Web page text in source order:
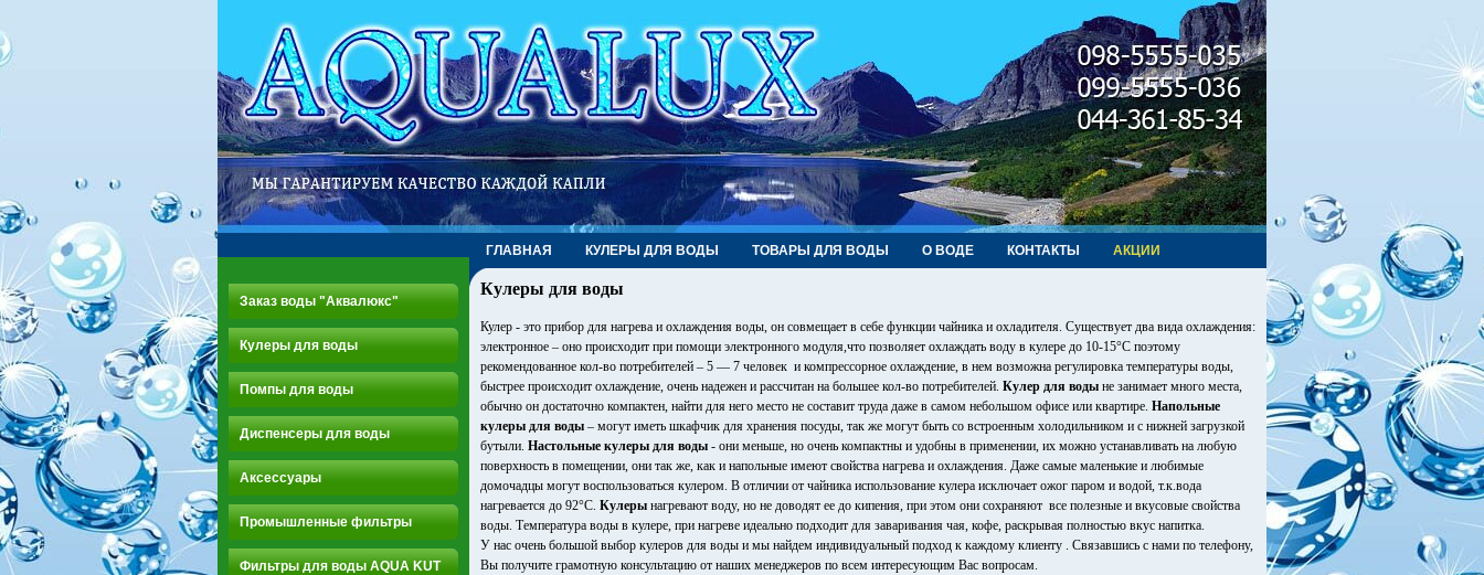
ГЛАВНАЯ КУЛЕРЫ ДЛЯ ВОДЫ ТОВАРЫ ДЛЯ ВОДЫ О ВОДЕ КОНТАКТЫ АКЦИИ
Заказ воды "Аквалюкс"
Кулеры для воды
Помпы для воды
Диспенсеры для воды
Аксессуары
Промышленные фильтры
Фильтры для воды AQUA KUT
Кулеры для воды
Кулер - это прибор для нагрева и охлаждения воды, он совмещает в себе функции чайника и охладителя. Существует два вида охлаждения:
электронное – оно происходит при помощи электронного модуля,что позволяет охлаждать воду в кулере до 10-15°С поэтому
рекомендованное кол-во потребителей – 5 — 7 человек и компрессорное охлаждение, в нем возможна регулировка температуры воды,
быстрее происходит охлаждение, очень надежен и рассчитан на большее кол-во потребителей. Кулер для воды не занимает много места,
обычно он достаточно компактен, найти для него место не составит труда даже в самом небольшом офисе или квартире. Напольные
кулеры для воды – могут иметь шкафчик для хранения посуды, так же могут быть со встроенным холодильником и с нижней загрузкой
бутыли. Настольные кулеры для воды - они меньше, но очень компактны и удобны в применении, их можно устанавливать на любую
поверхность в помещении, они так же, как и напольные имеют свойства нагрева и охлаждения. Даже самые маленькие и любимые
домочадцы могут воспользоваться кулером. В отличии от чайника использование кулера исключает ожог паром и водой, т.к.вода
нагревается до 92°С. Кулеры нагревают воду, но не доводят ее до кипения, при этом они сохраняют все полезные и вкусовые свойства
воды. Температура воды в кулере, при нагреве идеально подходит для заваривания чая, кофе, раскрывая полностью вкус напитка.
У нас очень большой выбор кулеров для воды и мы найдем индивидуальный подход к каждому клиенту . Связавшись с нами по телефону,
Вы получите грамотную консультацию от наших менеджеров по всем интересующим Вас вопросам.